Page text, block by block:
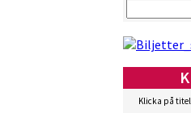
Klicka på